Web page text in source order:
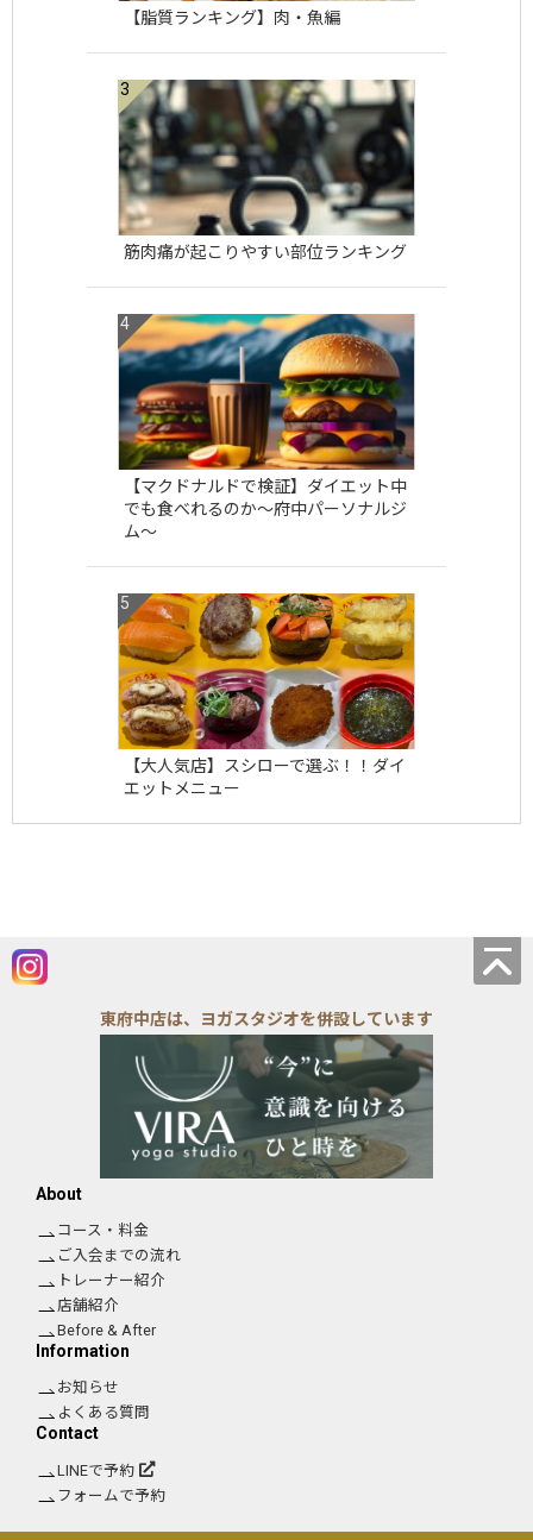
【脂質ランキング】肉・魚編
筋肉痛が起こりやすい部位ランキング
【マクドナルドで検証】ダイエット中
でも食べれるのか〜府中パーソナルジ
ム〜
【大人気店】スシローで選ぶ！！ダイ
エットメニュー
東府中店は、ヨガスタジオを併設しています
About
コース・料金
ご入会までの流れ
トレーナー紹介
店舗紹介
Before & After
Information
お知らせ
よくある質問
Contact
LINEで予約
フォームで予約